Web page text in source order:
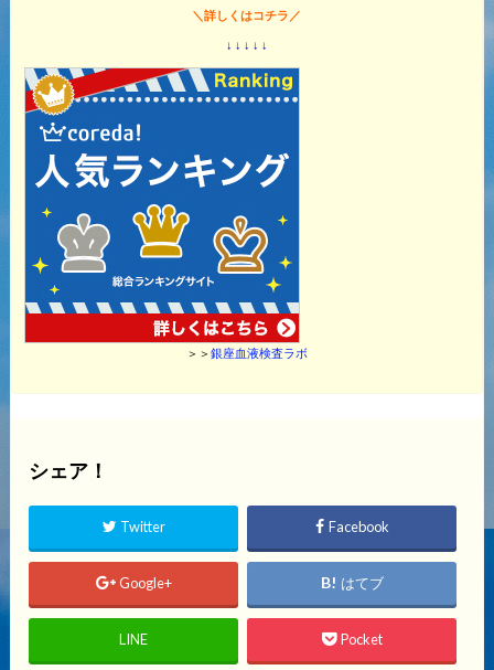
＼詳しくはコチラ／
↓ ↓ ↓ ↓ ↓
＞＞ 銀座血液検査ラボ
シェア！
Twitter Facebook
Google+ はてブ
LINE Pocket